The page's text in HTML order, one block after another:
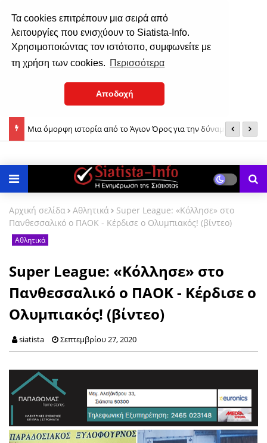
Τα cookies επιτρέπουν μια σειρά από
λειτουργίες που ενισχύουν το Siatista-Info.
Χρησιμοποιώντας τον ιστότοπο, συμφωνείτε με
τη χρήση των cookies. Περισσότερα
Αποδοχή
& Μια όμορφη ιστορία από το Άγιον Όρος για την δύναμη της
Αρχική σελίδα Αθλητικά
Super League: «Κόλλησε» στο
Πανθεσσαλικό ο ΠΑΟΚ - Κέρδισε ο Ολυμπιακός! (βίντεο)
Αθλητικά
Super League: «Κόλλησε» στο
Πανθεσσαλικό ο ΠΑΟΚ - Κέρδισε ο
Ολυμπιακός! (βίντεο)
siatista Σεπτεμβρίου 27, 2020